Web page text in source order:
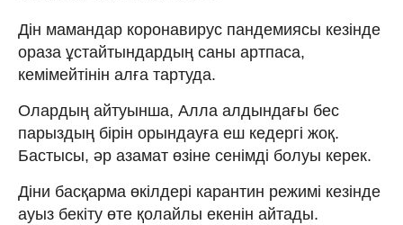
Дін мамандар коронавирус пандемиясы кезінде
ораза ұстайтындардың саны артпаса,
кемімейтінін алға тартуда.
Олардың айтуынша, Алла алдындағы бес
парыздың бірін орындауға еш кедергі жоқ.
Бастысы, әр азамат өзіне сенімді болуы керек.
Діни басқарма өкілдері карантин режимі кезінде
ауыз бекіту өте қолайлы екенін айтады.